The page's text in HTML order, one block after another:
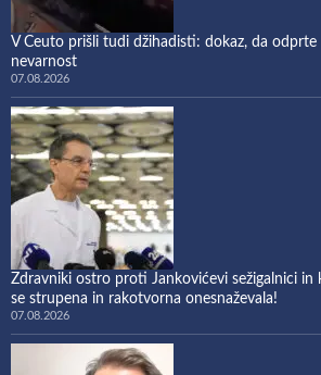
V Ceuto prišli tudi džihadisti: dokaz, da
nevarnost
07.08.2026
Zdravniki ostro proti Jankovićevi sežigalnici in
se strupena in rakotvorna onesnaževala!
07.08.2026